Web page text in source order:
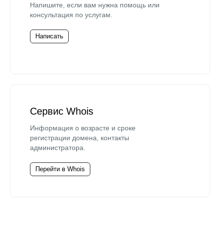
Напишите, если вам нужна помощь или
консультация по услугам.
Написать
Сервис Whois
Информация о возрасте и сроке
регистрации домена, контакты
администратора.
Перейти в Whois